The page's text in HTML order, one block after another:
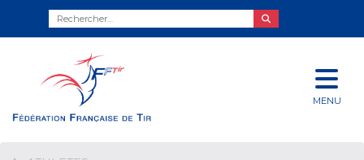
MENU